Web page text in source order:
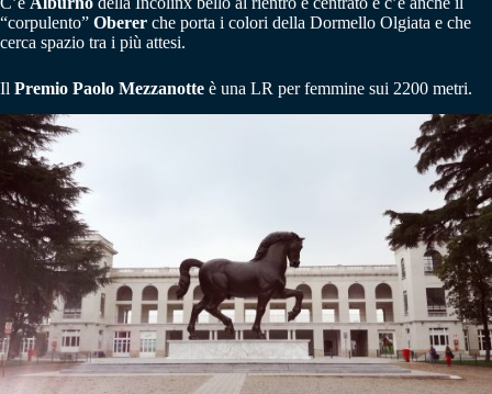
“corpulento” Oberer che porta i colori della Dormello Olgiata e che
cerca spazio tra i più attesi.
Il Premio Paolo Mezzanotte è una LR per femmine sui 2200 metri.